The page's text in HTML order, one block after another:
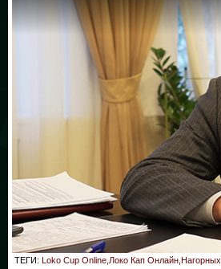
ТЕГИ: Loko Cup Online,Локо Кап Онлайн,Нагорных